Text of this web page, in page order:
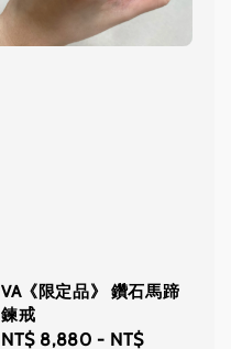
VA《限定品》 鑽石馬蹄
鍊戒
Sale
NT$ 8,880 - NT$